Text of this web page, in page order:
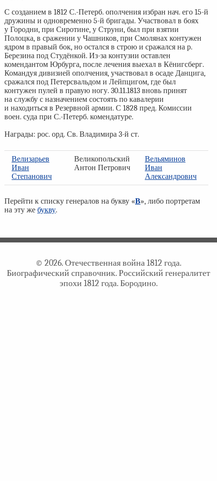
С созданием в 1812 С.-Петерб. ополчения избран нач. его 15-й
дружины и одновременно 5-й бригады. Участвовал в боях
у Городни, при Сиротине, у Струни, был при взятии
Полоцка, в сражении у Чашников, при Смолянах контужен
ядром в правый бок, но остался в строю и сражался на р.
Березина под Студёнкой. Из-за контузии оставлен
комендантом Юрбурга, после лечения выехал в Кёнигсберг.
Командуя дивизией ополчения, участвовал в осаде Данцига,
сражался под Петерсвальдом и Лейпцигом, где был
контужен пулей в правую ногу. 30.11.1813 вновь принят
на службу с назначением состоять по кавалерии
и находиться в Резервной армии. С 1828 пред. Комиссии
воен. суда при С.-Петерб. комендатуре.
Награды: рос. орд. Св. Владимира 3-й ст.
Велизарьев
Иван
Степанович
Великопольский
Антон Петрович
Вельяминов
Иван
Александрович
Перейти к списку генералов на букву «В», либо портретам
на эту же букву.
© 2026. Отечественная война 1812 года.
Биографический справочник. Российский генералитет
эпохи 1812 года. Бородино.